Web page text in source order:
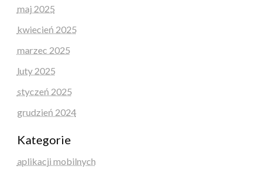
maj 2025
kwiecień 2025
marzec 2025
luty 2025
styczeń 2025
grudzień 2024
Kategorie
aplikacji mobilnych